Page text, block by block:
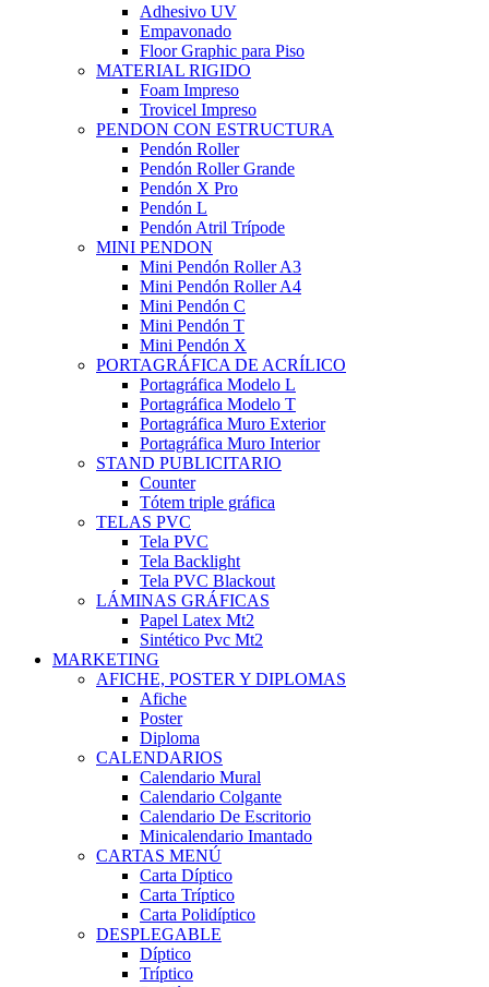
Adhesivo UV
Empavonado
Floor Graphic para Piso
MATERIAL RIGIDO
Foam Impreso
Trovicel Impreso
PENDON CON ESTRUCTURA
Pendón Roller
Pendón Roller Grande
Pendón X Pro
Pendón L
Pendón Atril Trípode
MINI PENDON
Mini Pendón Roller A3
Mini Pendón Roller A4
Mini Pendón C
Mini Pendón T
Mini Pendón X
PORTAGRÁFICA DE ACRÍLICO
Portagráfica Modelo L
Portagráfica Modelo T
Portagráfica Muro Exterior
Portagráfica Muro Interior
STAND PUBLICITARIO
Counter
Tótem triple gráfica
TELAS PVC
Tela PVC
Tela Backlight
Tela PVC Blackout
LÁMINAS GRÁFICAS
Papel Latex Mt2
Sintético Pvc Mt2
MARKETING
AFICHE, POSTER Y DIPLOMAS
Afiche
Poster
Diploma
CALENDARIOS
Calendario Mural
Calendario Colgante
Calendario De Escritorio
Minicalendario Imantado
CARTAS MENÚ
Carta Díptico
Carta Tríptico
Carta Polidíptico
DESPLEGABLE
Díptico
Tríptico